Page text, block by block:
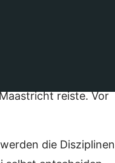
reiste. Vor
die Disziplinen